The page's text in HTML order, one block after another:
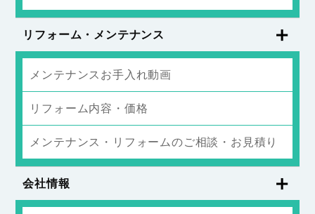
リフォーム・メンテナンス
メンテナンスお手入れ動画
リフォーム内容・価格
メンテナンス・リフォームのご相談・お見積り
会社情報